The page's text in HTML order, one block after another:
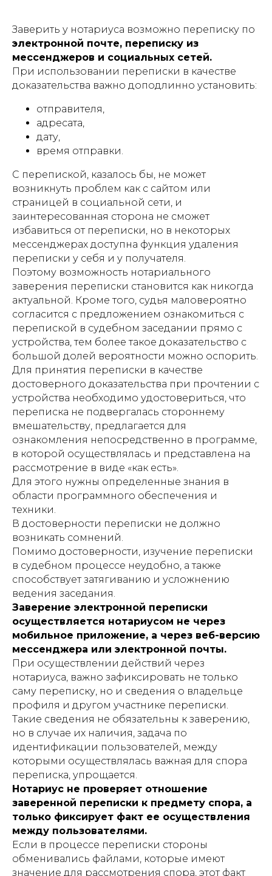
Заверить у нотариуса возможно переписку по
электронной почте, переписку из
мессенджеров и социальных сетей.
При использовании переписки в качестве
доказательства важно доподлинно установить:
отправителя,
адресата,
дату,
время отправки.
С перепиской, казалось бы, не может
возникнуть проблем как с сайтом или
страницей в социальной сети, и
заинтересованная сторона не сможет
избавиться от переписки, но в некоторых
мессенджерах доступна функция удаления
переписки у себя и у получателя.
Поэтому возможность нотариального
заверения переписки становится как никогда
актуальной. Кроме того, судья маловероятно
согласится с предложением ознакомиться с
перепиской в судебном заседании прямо с
устройства, тем более такое доказательство с
большой долей вероятности можно оспорить.
Для принятия переписки в качестве
достоверного доказательства при прочтении с
устройства необходимо удостовериться, что
переписка не подвергалась стороннему
вмешательству, предлагается для
ознакомления непосредственно в программе,
в которой осуществлялась и представлена на
рассмотрение в виде «как есть».
Для этого нужны определенные знания в
области программного обеспечения и
техники.
В достоверности переписки не должно
возникать сомнений.
Помимо достоверности, изучение переписки
в судебном процессе неудобно, а также
способствует затягиванию и усложнению
ведения заседания.
Заверение электронной переписки
осуществляется нотариусом не через
мобильное приложение, а через веб-версию
мессенджера или электронной почты.
При осуществлении действий через
нотариуса, важно зафиксировать не только
саму переписку, но и сведения о владельце
профиля и другом участнике переписки.
Такие сведения не обязательны к заверению,
но в случае их наличия, задача по
идентификации пользователей, между
которыми осуществлялась важная для спора
переписка, упрощается.
Нотариус не проверяет отношение
заверенной переписки к предмету спора, а
только фиксирует факт ее осуществления
между пользователями.
Если в процессе переписки стороны
обменивались файлами, которые имеют
значение для рассмотрения спора, этот факт